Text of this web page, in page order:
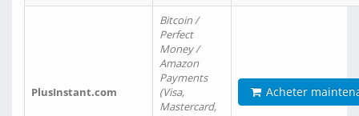
PlusInstant.com
Bitcoin /
Perfect
Money /
Amazon
Payments
(Visa,
Mastercard,
Acheter